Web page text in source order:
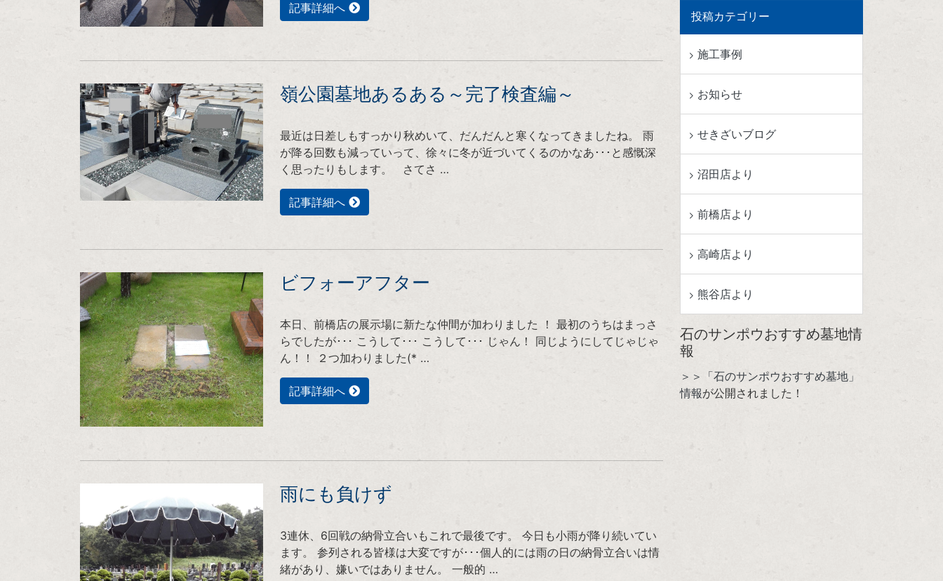
記事詳細へ
嶺公園墓地あるある～完了検査編～
最近は日差しもすっかり秋めいて、だんだんと寒くなってきましたね。 雨
が降る回数も減っていって、徐々に冬が近づいてくるのかなあ･･･と感慨深
く思ったりもします。 さてさ …
記事詳細へ
ビフォーアフター
本日、前橋店の展示場に新たな仲間が加わりました ！ 最初のうちはまっさ
らでしたが･･･ こうして･･･ こうして･･･ じゃん！ 同じようにしてじゃじゃ
ん！！ ２つ加わりました(* …
記事詳細へ
雨にも負けず
3連休、6回戦の納骨立合いもこれで最後です。 今日も小雨が降り続いてい
ます。 参列される皆様は大変ですが･･･個人的には雨の日の納骨立合いは情
緒があり、嫌いではありません。 一般的 …
投稿カテゴリー
施工事例
お知らせ
せきざいブログ
沼田店より
前橋店より
高崎店より
熊谷店より
石のサンポウおすすめ墓地情
報
＞＞「石のサンポウおすすめ墓地」
情報が公開されました！